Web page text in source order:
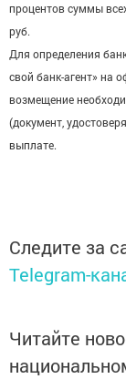
процентов суммы
руб.
Для определения
свой банк-агент» на
возмещение
(документ,
выплате.
Следите за
Telegram-
Читайте